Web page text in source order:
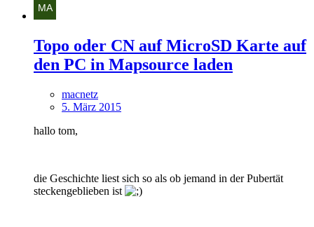
Topo oder CN auf MicroSD Karte auf
den PC in Mapsource laden
macnetz
5. März 2015
hallo tom,
die Geschichte liest sich so als ob jemand in der Pubertät
steckengeblieben ist